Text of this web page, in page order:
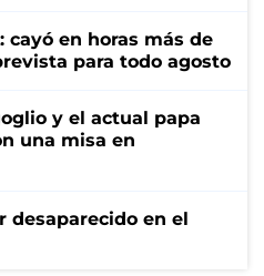
cayó en horas más de
para todo agosto
y el actual papa
una misa en
desaparecido en el